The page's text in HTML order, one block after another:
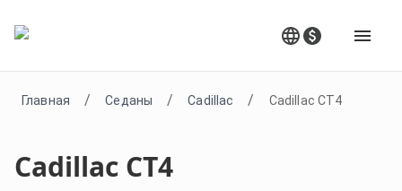
Главная / Седаны / Cadillac / Cadillac CT4
Cadillac CT4